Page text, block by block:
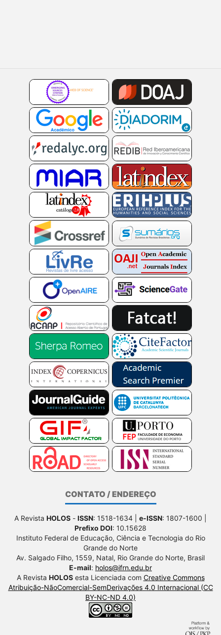
CONTATO / ENDEREÇO
A Revista HOLOS - ISSN: 1518-1634 | e-ISSN: 1807-1600 |
Prefixo DOI: 10.15628
Instituto Federal de Educação, Ciência e Tecnologia do Rio
Grande do Norte
Av. Salgado Filho, 1559, Natal, Rio Grande do Norte, Brasil
E-mail: holos@ifrn.edu.br
A Revista HOLOSesta Licenciada com Creative Commons
Atribuição-NãoComercial-SemDerivações 4.0 Internacional (CC
BY-NC-ND 4.0)